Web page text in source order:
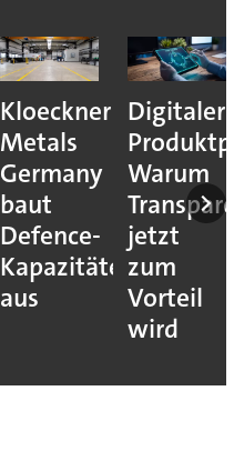
Kloeckner
Metals
Germany
baut
Defence-
Kapazitäten
aus
Digitaler
Warum
jetzt
zum
Vorteil
wird